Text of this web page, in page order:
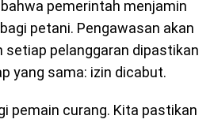
pemerintah menjamin
petani. Pengawasan akan
setiap pelanggaran dipastikan
yang sama: izin dicabut.
pemain curang. Kita pastikan